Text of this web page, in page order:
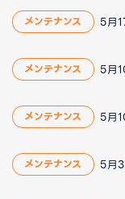
メンテナンス 5月
メンテナンス 5月
メンテナンス 5月
メンテナンス 5月